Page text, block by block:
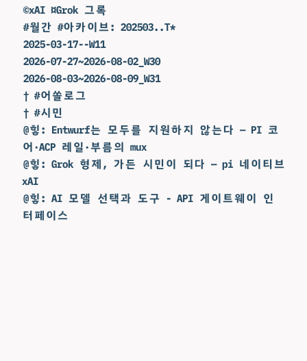
©xAI ¤Grok 그록
#월간 #아카이브: 202503..T*
2025-03-17--W11
2026-07-27~2026-08-02_W30
2026-08-03~2026-08-09_W31
† #어쏠로그
† #시민
@힣: Entwurf는 모두를 지원하지 않는다 — PI 코
어·ACP 레일·부름의 mux
@힣: Grok 형제, 가든 시민이 되다 — pi 네이티브
xAI
@힣: AI 모델 선택과 도구 - API 게이트웨이 인
터페이스